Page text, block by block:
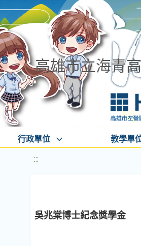
高雄市立海青
行政單位 教學單
:::
吳兆棠博士紀念獎學金